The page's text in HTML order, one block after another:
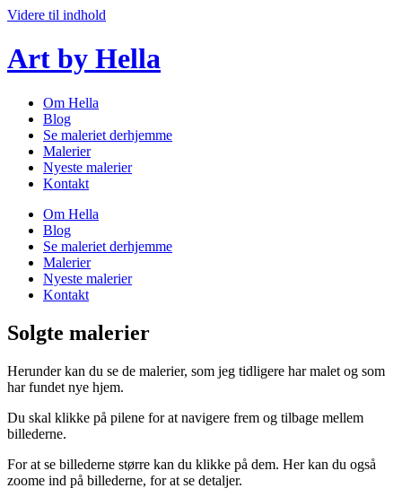
Videre til indhold
Art by Hella
Om Hella
Blog
Se maleriet derhjemme
Malerier
Nyeste malerier
Kontakt
Om Hella
Blog
Se maleriet derhjemme
Malerier
Nyeste malerier
Kontakt
Solgte malerier
Herunder kan du se de malerier, som jeg tidligere har malet og som
har fundet nye hjem.
Du skal klikke på pilene for at navigere frem og tilbage mellem
billederne.
For at se billederne større kan du klikke på dem. Her kan du også
zoome ind på billederne, for at se detaljer.